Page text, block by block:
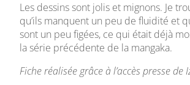
Les dessins sont jolis et mignons. Je
qu’ils manquent un peu de fluidité et
sont un peu figées, ce qui était déjà
la série précédente de la mangaka.
Fiche réalisée grâce à l’accès presse de